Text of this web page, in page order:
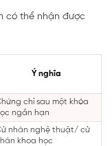
có thể nhận được
Ý nghĩa
chỉ sau một khóa
ngắn hạn
nhân nghệ thuật/ cử
khoa học